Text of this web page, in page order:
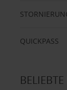
QUICKPASS
BELIEBTE